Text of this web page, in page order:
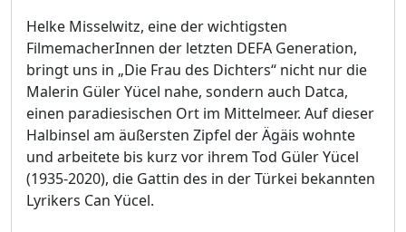
Helke Misselwitz, eine der wichtigsten
FilmemacherInnen der letzten DEFA Generation,
bringt uns in „Die Frau des Dichters“ nicht nur die
Malerin Güler Yücel nahe, sondern auch Datca,
einen paradiesischen Ort im Mittelmeer. Auf dieser
Halbinsel am äußersten Zipfel der Ägäis wohnte
und arbeitete bis kurz vor ihrem Tod Güler Yücel
(1935-2020), die Gattin des in der Türkei bekannten
Lyrikers Can Yücel.